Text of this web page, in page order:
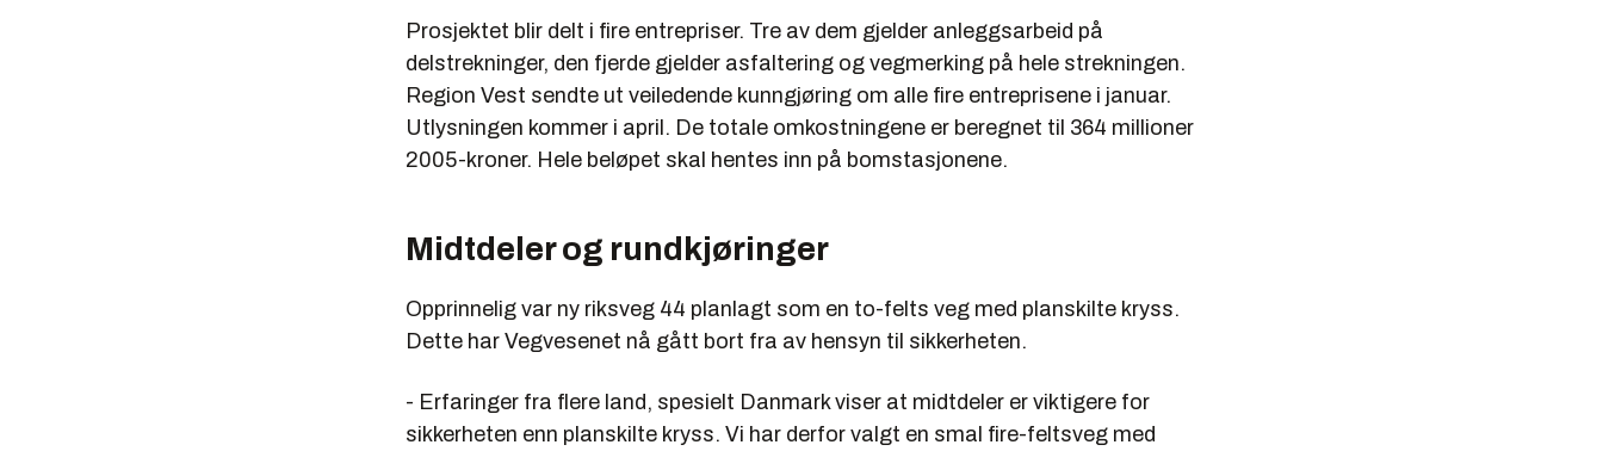
Prosjektet blir delt i fire entrepriser. Tre av dem gjelder anleggsarbeid på
delstrekninger, den fjerde gjelder asfaltering og vegmerking på hele strekningen.
Region Vest sendte ut veiledende kunngjøring om alle fire entreprisene i januar.
Utlysningen kommer i april. De totale omkostningene er beregnet til 364 millioner
2005-kroner. Hele beløpet skal hentes inn på bomstasjonene.
Midtdeler og rundkjøringer
Opprinnelig var ny riksveg 44 planlagt som en to-felts veg med planskilte kryss.
Dette har Vegvesenet nå gått bort fra av hensyn til sikkerheten.
- Erfaringer fra flere land, spesielt Danmark viser at midtdeler er viktigere for
sikkerheten enn planskilte kryss. Vi har derfor valgt en smal fire-feltsveg med